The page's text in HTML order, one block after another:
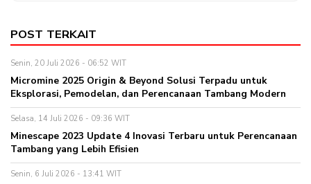
POST TERKAIT
Senin, 20 Juli 2026 - 06:52 WIT
Micromine 2025 Origin & Beyond Solusi Terpadu untuk
Eksplorasi, Pemodelan, dan Perencanaan Tambang Modern
Selasa, 14 Juli 2026 - 09:36 WIT
Minescape 2023 Update 4 Inovasi Terbaru untuk Perencanaan
Tambang yang Lebih Efisien
Senin, 6 Juli 2026 - 13:41 WIT